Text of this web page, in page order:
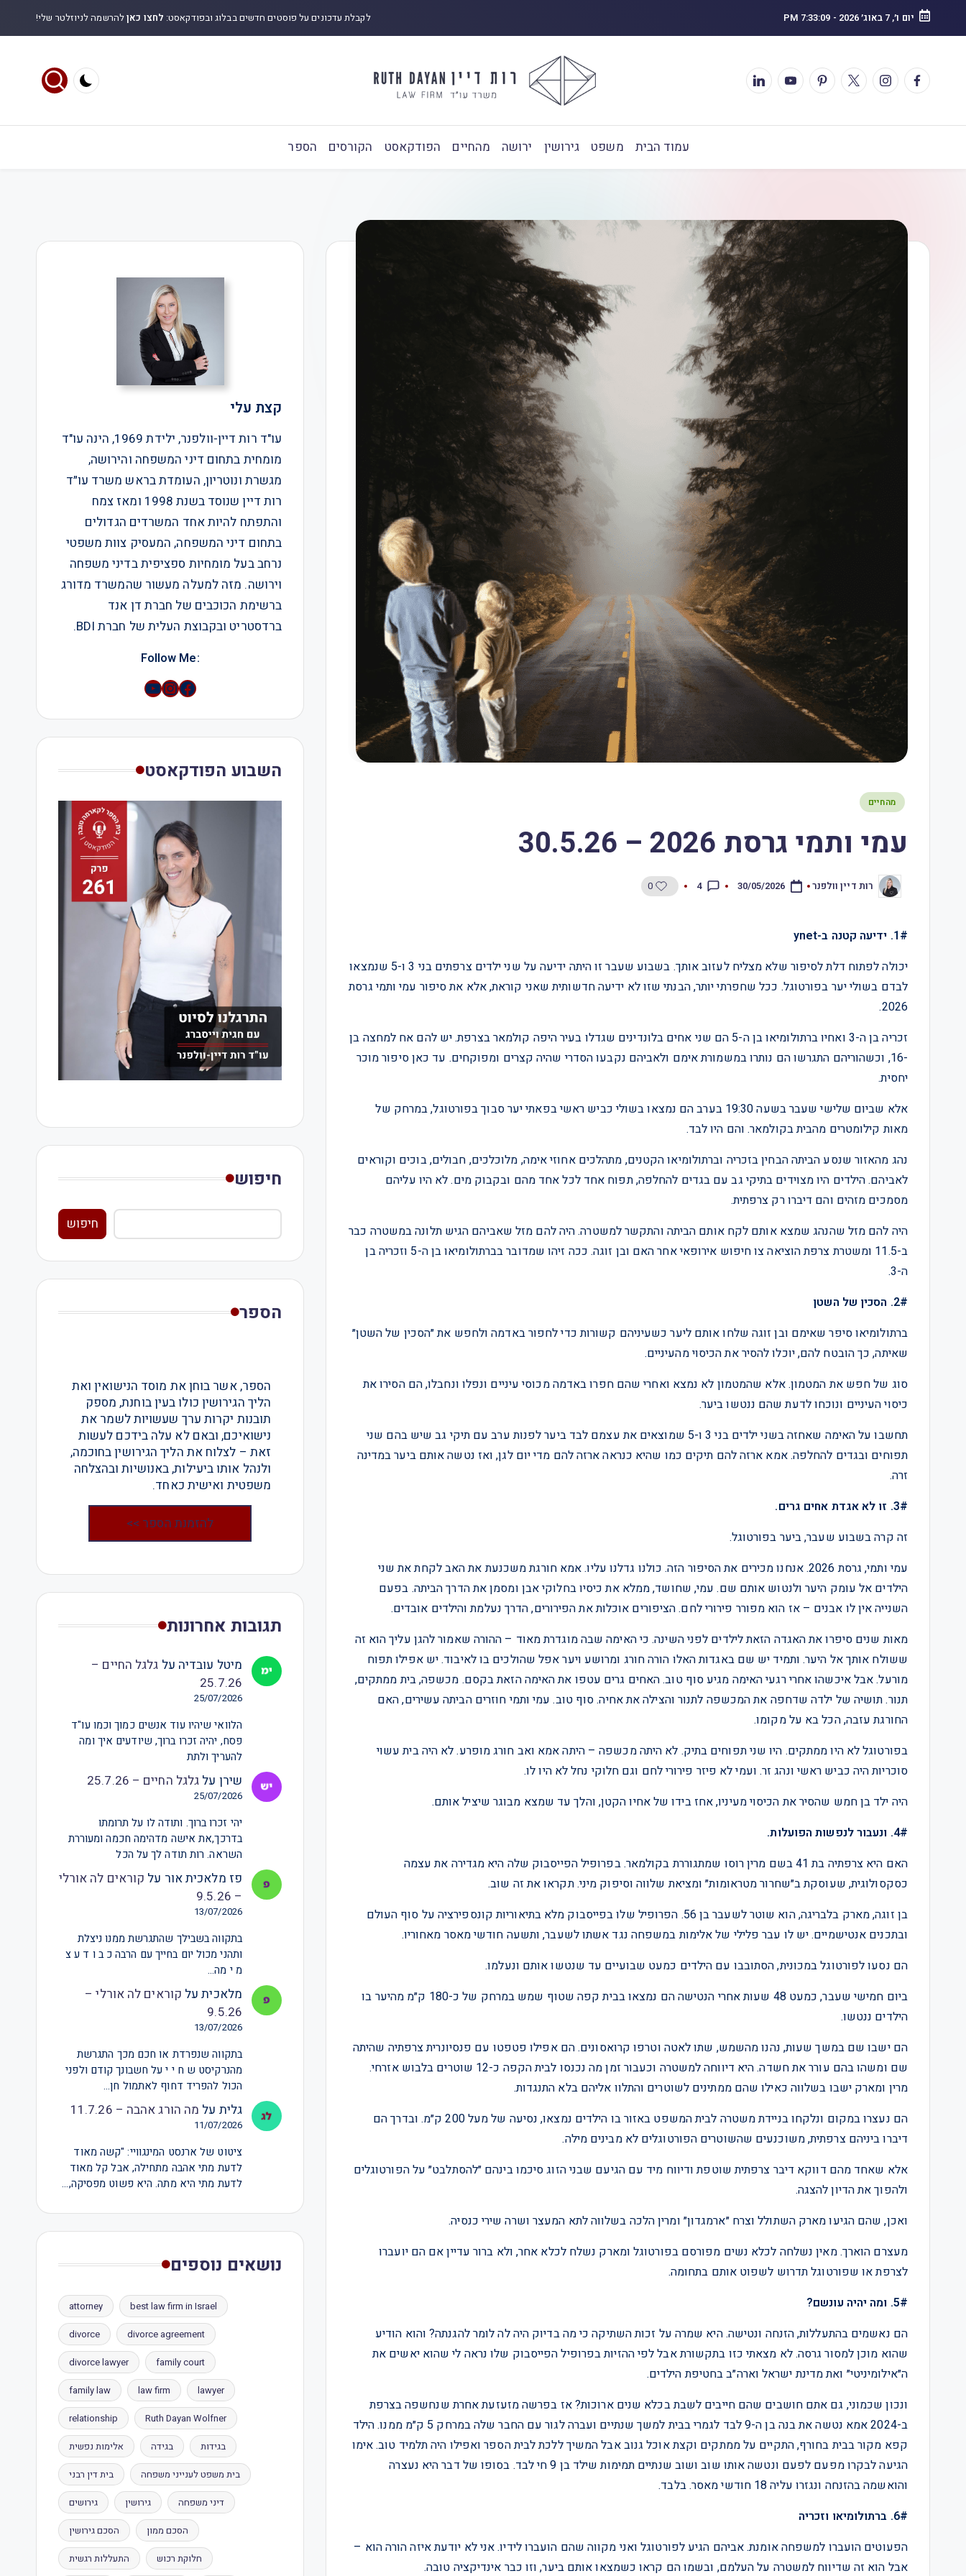
יום ו׳, 7 באוג׳ 2026 -
7:33:10 PM לקבלת עדכונים על פוסטים חדשים בבלוג ובפודקאסט: לחצו כאןלהרשמה לניוזלטר שלי!
עמוד הבית משפט גירושין ירושה מהחיים הפודקאסט הקורסים הספר
מהחיים
עמי ותמי גרסת 2026 – 30.5.26
רות דיין וולפנר 30/05/2026
4
0
1#. ידיעה קטנה ב-ynet
יכולה לפתוח דלת לסיפור שלא מצליח לעזוב אותך. בשבוע שעבר זו היתה ידיעה על שני ילדים צרפתים בני 3 ו-5 שנמצאו
לבדם בשולי יער בפורטוגל. ככל שחפרתי יותר, הבנתי שזו לא ידיעה חדשותית שאני קוראת, אלא את סיפור עמי ותמי גרסת
2026.
זכריה בן ה-3 ואחיו ברתולומיאו בן ה-5 הם שני אחים בלונדינים שגדלו בעיר היפה קולמאר בצרפת. יש להם אח למחצה בן
-16, וכשהוריהם התגרשו הם נותרו במשמורת אימם ולאביהם נקבעו הסדרי שהיה קצרים ומפוקחים. עד כאן סיפור מוכר
יחסית.
אלא שביום שלישי שעבר בשעה 19:30 בערב הם נמצאו בשולי כביש ראשי בפאתי יער סבוך בפורטוגל, במרחק של
מאות קילומטרים מהבית בקולמאר. והם היו לבד.
נהג מהאזור שנסע הביתה הבחין בזכריה וברתולומיאו הקטנים, מתהלכים אחוזי אימה, מלוכלכים, חבולים, בוכים וקוראים
לאביהם. הילדים היו מצוידים בתיקי גב עם בגדים להחלפה, תפוח אחד לכל אחד מהם ובקבוק מים. לא היו עליהם
מסמכים מזהים והם דיברו רק צרפתית.
היה להם מזל שהנהג שמצא אותם לקח אותם הביתה והתקשר למשטרה. היה להם מזל שאביהם הגיש תלונה במשטרה כבר
ב-11.5 ומשטרת צרפת הוציאה צו חיפוש אירופאי אחר האם ובן זוגה. ככה זיהו שמדובר בברתולומיאו בן ה-5 וזכריה בן
ה-3.
2#. הסכין של השטן
ברתולומיאו סיפר שאימם ובן זוגה שלחו אותם ליער כשעיניהם קשורות כדי לחפור באדמה ולחפש את ״הסכין של השטן״
שאיתה, כך הובטח להם, יוכלו להסיר את הכיסוי מהעיניים.
סוג של חפש את המטמון. אלא שהמטמון לא נמצא ואחרי שהם חפרו באדמה מכוסי עיניים ונפלו ונחבלו, הם הסירו את
כיסוי העיניים ונוכחו לדעת שהם ננטשו ביער.
תחשבו על האימה שאחזה בשני ילדים בני 3 ו-5 שמוצאים את עצמם לבד ביער לפנות ערב עם תיקי גב שיש בהם שני
תפוחים ובגדים להחלפה. אמא ארזה להם תיקים כמו שהיא כנראה ארזה להם מדי יום לגן, ואז נטשה אותם ביער במדינה
זרה.
3#. זו לא אגדת אחים גרים.
זה קרה בשבוע שעבר, ביער בפורטוגל.
עמי ותמי, גרסת 2026. אנחנו מכירים את הסיפור הזה. כולנו גדלנו עליו. אמא חורגת משכנעת את האב לקחת את שני
הילדים אל עומק היער ולנטוש אותם שם. עמי, שחושד, ממלא את כיסיו בחלוקי אבן ומסמן את הדרך הביתה. בפעם
השנייה אין לו אבנים – אז הוא מפורר פירורי לחם. הציפורים אוכלות את הפירורים, הדרך נעלמת והילדים אובדים.
מאות שנים סיפרו את האגדה הזאת לילדים לפני השינה. כי האימה שבה מוגדרת מאוד – ההורה שאמור להגן עליך הוא זה
ששולח אותך אל היער. ותמיד יש שם באגדות האלו הורה חורג ומרושע ויער אפל שהולכים בו לאיבוד. יש אפילו תפוח
מורעל. אבל איכשהו אחרי רגעי האימה מגיע סוף טוב. האחים גרים עטפו את האימה הזאת בקסם. מכשפה, בית ממתקים,
תנור. תושיה של ילדה שדחפה את המכשפה לתנור והצילה את אחיה. סוף טוב. עמי ותמי חוזרים הביתה עשירים, האם
החורגת עזבה, הכל בא על מקומו.
בפורטוגל לא היו ממתקים. היו שני תפוחים בתיק. לא היתה מכשפה – היתה אמא ואב חורג מופרע. לא היה בית עשוי
סוכריות היה כביש ראשי ונהג זר. ועמי לא פיזר פירורי לחם וגם חלוקי נחל לא היו לו.
היה ילד בן חמש שהסיר את הכיסוי מעיניו, אחז בידו של אחיו הקטן, והלך עד שמצא מבוגר שיציל אותם.
4#. ונעבור לנפשות הפועלות.
האם היא צרפתיה בת 41 בשם מרין רוסו שמתגוררת בקולמאר. בפרופיל הפייסבוק שלה היא מגדירה את עצמה
כסקסולוגית, שעוסקת ב״שחרור מטראומות״ ומציאת שלווה וסיפוק מיני. תקראו את זה שוב.
בן זוגה, מארק בלבריגה, הוא שוטר לשעבר בן 56. הפרופיל שלו בפייסבוק מלא בתיאוריות קונספירציה על סוף העולם
ובתכנים אנטישמיים. יש לו עבר פלילי של אלימות במשפחה נגד אשתו לשעבר, ותשעה חודשי מאסר מאחוריו.
הם נסעו לפורטוגל במכונית, הסתובבו עם הילדים כמעט שבועיים עד שנטשו אותם ונעלמו.
ביום חמישי שעבר, כמעט 48 שעות אחרי הנטישה הם נמצאו בבית קפה שטוף שמש במרחק של כ-180 ק״מ מהיער בו
הילדים ננטשו.
הם ישבו שם במשך שעות, נהנו מהשמש, שתו לאטה וטרפו קרואסונים. הם אפילו פטפטו עם פנסיונרית צרפתיה שהיתה
שם ומשהו בהם עורר את חשדה. היא דיווחה למשטרה וכעבור זמן מה נכנסו לבית הקפה כ-12 שוטרים בלבוש אזרחי.
מרין ומארק ישבו בשלווה כאילו שהם ממתינים לשוטרים והתלוו אליהם בלא התנגדות.
הם נעצרו במקום ונלקחו בניידת משטרה לבית המשפט באזור בו הילדים נמצאו, נסיעה של מעל 200 ק״מ. ובדרך הם
דיברו ביניהם צרפתית, משוכנעים שהשוטרים הפורטוגלים לא מבינים מילה.
אלא שאחד מהם דווקא דיבר צרפתית שוטפת ודיווח מיד עם הגיעם שבני הזוג סיכמו בינהם ״להסתלבט״ על הפורטוגלים
ולהפוך את הדיון להצגה.
ואכן, שהם הגיעו מארק השתולל וצרח ״ארמגדון״ ומרין הלכה בשלווה לתא המעצר ושרה שירי כנסיה.
מעצרם הוארך. מאין נשלחה לכלא נשים מפורסם בפורטוגל ומארק נשלח לכלא אחר, ולא ברור עדיין אם הם יועברו
לצרפת או שפורטוגל תדרוש לשפוט אותם בתחומה.
5#. ומה יהיה עונשם?
הם נאשמים בהתעללות, הזנחה ונטישה. היא שמרה על זכות השתיקה כי מה בדיוק היה לה לומר להגנתה? והוא הודיע
שהוא מוכן למסור גרסה. לא מצאתי כזו בתקשורת אבל לפי ההזיות בפרופיל הפייסבוק שלו נראה לי שהוא יאשים את
ה״אילומיניטי״ ואת מדינת ישראל וארה״ב בחטיפת הילדים.
ונכון שכמוני, גם אתם חושבים שהם חייבים לשבת בכלא שנים ארוכות? אז בפרשה מזעזעת אחרת שנחשפה בצרפת
ב-2024 אמא נטשה את בנה בן ה-9 לבד לגמרי בבית למשך שנתיים ועברה לגור עם החבר שלה במרחק 5 ק״מ ממנו. הילד
קפא מקור בבית בחורף, התקיים על ממתקים וקצת אוכל גנוב אבל המשיך ללכת לבית הספר ואפילו היה תלמיד טוב. אימו
הגיעה לבקרו מפעם לפעם ונטשה אותו שוב ושוב שנתיים תמימות שילד בן 9 חי לבד. בסופו של דבר היא נעצרה
והואשמה בהזנחה ונגזרו עליה 18 חודשי מאסר. בלבד.
6#. ברתולומיאו וזכריה
הפעוטים הועברו למשפחה אומנת. אביהם הגיע לפורטוגל ואני מקווה שהם הועברו לידיו. אני לא יודעת איזה הורה הוא –
אבל הוא זה שדיווח למשטרה על העלמם, ובשמו הם קראו כשמצאו אותם ביער, וזו כבר אינדיקציה טובה.
קצת עלי
עו"ד רות דיין-וולפנר, ילידת 1969, הינה עו"ד
מומחית בתחום דיני המשפחה והירושה,
מגשרת ונוטריון, העומדת בראש משרד עו״ד
רות דיין שנוסד בשנת 1998 ומאז צמח
והתפתח להיות אחד המשרדים הגדולים
בתחום דיני המשפחה, המעסיק צוות משפטי
נרחב בעל מומחיות ספציפית בדיני משפחה
וירושה. מזה למעלה מעשור שהמשרד מדורג
ברשימת הכוכבים של חברת דן אנד
ברדסטריט ובקבוצת העלית של חברת BDI.
:Follow Me
Instagram
YouTube
השבוע הפודקאסט
חיפוש
חיפוש
הספר
הספר, אשר בוחן את מוסד הנישואין ואת
הליך הגירושין כולו בעין בוחנת, מספק
תובנות יקרות ערך שעשויות לשמר את
נישואיכם, ובאם לא עלה בידכם לעשות
זאת – לצלוח את הליך הגירושין בחוכמה,
ולנהל אותו ביעילות, באנושיות ובהצלחה
משפטית ואישית כאחד.
להזמנת הספר >>
תגובות אחרונות
מיטל עובדיה על גלגל החיים –
25.7.26
25/07/2026
הלוואי שיהיו עוד אנשים כמוך וכמו עו"ד
פסח, יהיה זכרו ברוך, שיודעים איך ומה
להעריך ולתת
שירן על גלגל החיים – 25.7.26
25/07/2026
יהי זכרו ברוך. ותודה לו על תרומתו
בדרכך,את אישה מדהימה חכמה ומעוררת
השראה. רות תודה לך על הכל
פז מלאכית אור על קוראים לה אורלי
– 9.5.26
13/07/2026
בתקווה בשבילך שהתגרשת ממנו ניצלת
ותהני מכול יום בחייך עם הרבה כ ב ו ד ע צ
מ י מה…
מלאכיתעל קוראים לה אורלי –
9.5.26
13/07/2026
בתקווה שנפרדת או חכם מכך התגרשת
מהנרקיסט ש ח י י על חשבונך קודם ולפני
הכול להפריד דחוף לאתמול חן…
גלית על מה הורג אהבה – 11.7.26
11/07/2026
ציטוט של ארנסט המינגוויי: "קשה מאוד
לדעת מתי אהבה מתחילה, אבל קל מאוד
לדעת מתי היא מתה. היא פשוט מפסיקה,…
נושאים נוספים
attorney best law firm in Israel
divorce divorce agreement
divorce lawyer family court
family law law firm lawyer
relationship Ruth Dayan Wolfner
אלימות נפשית בגידה בגידות
בית דין רבני בית משפט לענייני משפחה
גירושים גירושין דיני משפחה
הסכם גירושין הסכם ממון
התעללות רגשית חלוקת רכוש